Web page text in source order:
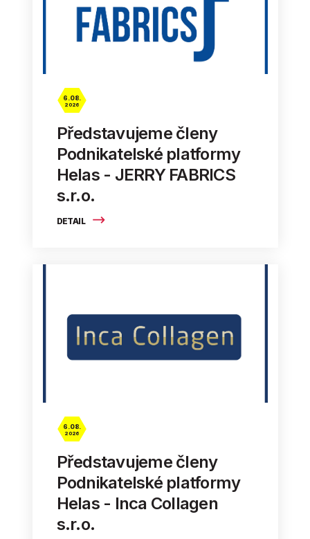
DETAIL
6. 08.
2026
Představujeme členy
Podnikatelské platformy
Helas - JERRY FABRICS
s.r.o.
6. 08.
2026
Představujeme členy
Podnikatelské platformy
Helas - Inca Collagen
s.r.o.